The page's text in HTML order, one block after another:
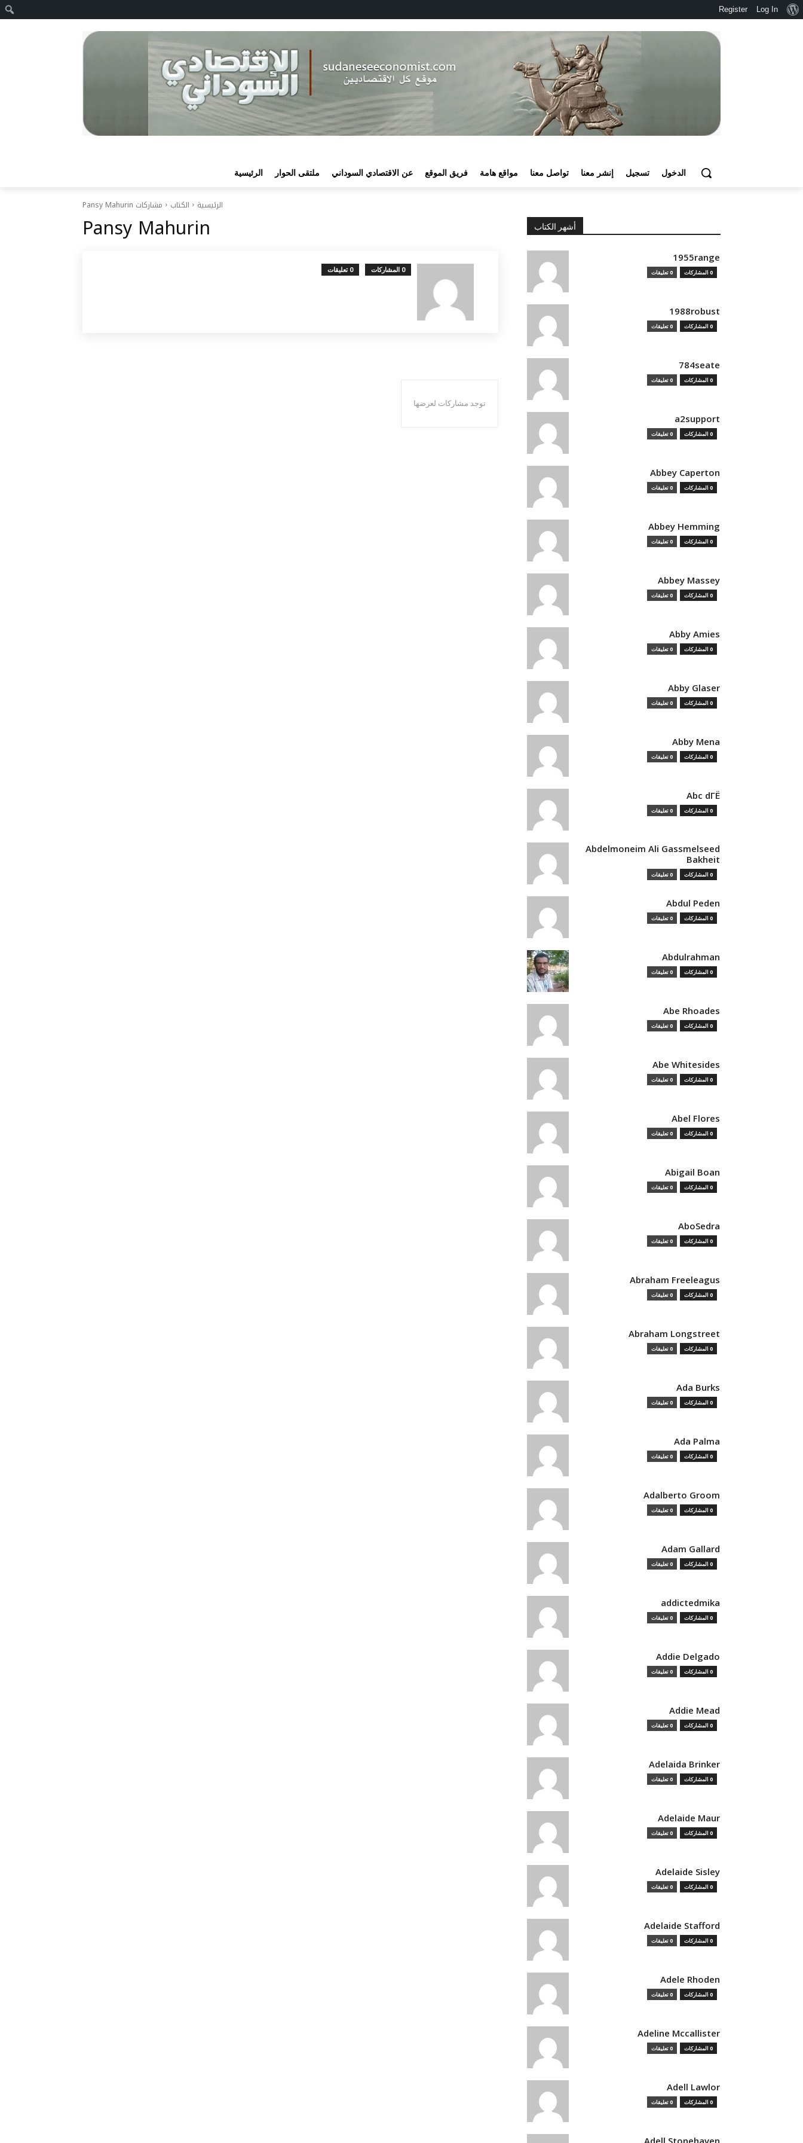
الرئيسية ملتقى الحوار عن الاقتصادي السوداني فريق الموقع مواقع هامة تواصل معنا إنشر معنا تسجيل الدخول
الرئيسية الكتاب مشاركات Pansy Mahurin
Pansy Mahurin
0 المشاركات 0 تعليقات
توجد مشاركات لعرضها
أشهر الكتاب
1955range
0 المشاركات 0 تعليقات
1988robust
0 المشاركات 0 تعليقات
784seate
0 المشاركات 0 تعليقات
a2support
0 المشاركات 0 تعليقات
Abbey Caperton
0 المشاركات 0 تعليقات
Abbey Hemming
0 المشاركات 0 تعليقات
Abbey Massey
0 المشاركات 0 تعليقات
Abby Amies
0 المشاركات 0 تعليقات
Abby Glaser
0 المشاركات 0 تعليقات
Abby Mena
0 المشاركات 0 تعليقات
Abc dГЁ
0 المشاركات 0 تعليقات
Abdelmoneim Ali Gassmelseed
Bakheit
0 المشاركات 0 تعليقات
Abdul Peden
0 المشاركات 0 تعليقات
Abdulrahman
0 المشاركات 0 تعليقات
Abe Rhoades
0 المشاركات 0 تعليقات
Abe Whitesides
0 المشاركات 0 تعليقات
Abel Flores
0 المشاركات 0 تعليقات
Abigail Boan
0 المشاركات 0 تعليقات
AboSedra
0 المشاركات 0 تعليقات
Abraham Freeleagus
0 المشاركات 0 تعليقات
Abraham Longstreet
0 المشاركات 0 تعليقات
Ada Burks
0 المشاركات 0 تعليقات
Ada Palma
0 المشاركات 0 تعليقات
Adalberto Groom
0 المشاركات 0 تعليقات
Adam Gallard
0 المشاركات 0 تعليقات
addictedmika
0 المشاركات 0 تعليقات
Addie Delgado
0 المشاركات 0 تعليقات
Addie Mead
0 المشاركات 0 تعليقات
Adelaida Brinker
0 المشاركات 0 تعليقات
Adelaide Maur
0 المشاركات 0 تعليقات
Adelaide Sisley
0 المشاركات 0 تعليقات
Adelaide Stafford
0 المشاركات 0 تعليقات
Adele Rhoden
0 المشاركات 0 تعليقات
Adeline Mccallister
0 المشاركات 0 تعليقات
Adell Lawlor
0 المشاركات 0 تعليقات
Adell Stonehaven
نبذةLog In
Register